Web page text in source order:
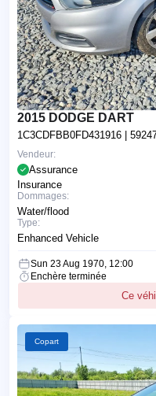
2015 DODGE DART
1C3CDFBB0FD431916 |
Vendeur:
Assurance
Insurance
Dommages:
Water/flood
Type:
Enhanced Vehicle
Sun 23 Aug 1970, 12:00
Enchère terminée
Ce
Copart